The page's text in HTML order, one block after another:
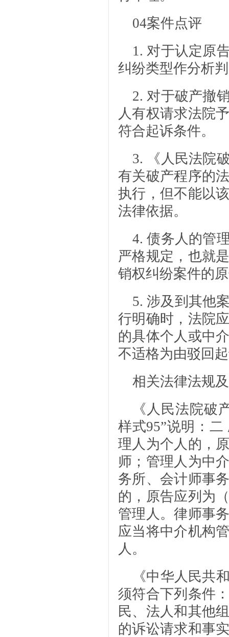
04案件点评
1. 对于认定原
纠纷类型作分析
2. 对于破产撤
人有权请求法院
符合起诉条件。
3. 《人民法院
有关破产程序的
执行，但不能以
法律依据。
4. 债务人的管
严格规定，也就
销权纠纷案件的
5. 涉及到其他
行明确时，法院
的具体个人或中
不适格为由驳回
相关法律法规
《人民法院破
样式95”说明：
理人为个人的，
师；管理人为中
务所、会计师事
的，原告应列为
管理人。律师事
应当将中介机构
人。
《中华人民共
须符合下列条件
民、法人和其他
的诉讼请求和事